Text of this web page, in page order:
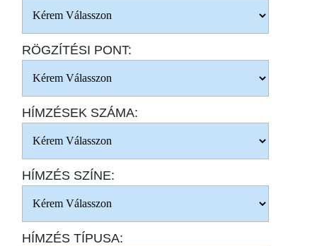
RÖGZÍTÉSI PONT:
HÍMZÉSEK SZÁMA:
HÍMZÉS SZÍNE:
HÍMZÉS TÍPUSA: